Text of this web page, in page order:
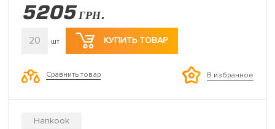
5205 ГРН.
20 шт КУПИТЬ ТОВАР
Сравнить товар В избранное
Hankook